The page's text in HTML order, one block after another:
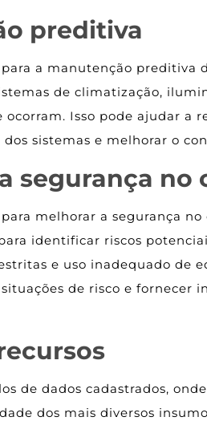
preditiva
a manutenção preditiva
de climatização,
ocorram. Isso pode ajudar a
sistemas e melhorar o
segurança no
melhorar a segurança
identificar riscos
e uso inadequado de
de risco e fornecer
de dados cadastrados,
dos mais diversos